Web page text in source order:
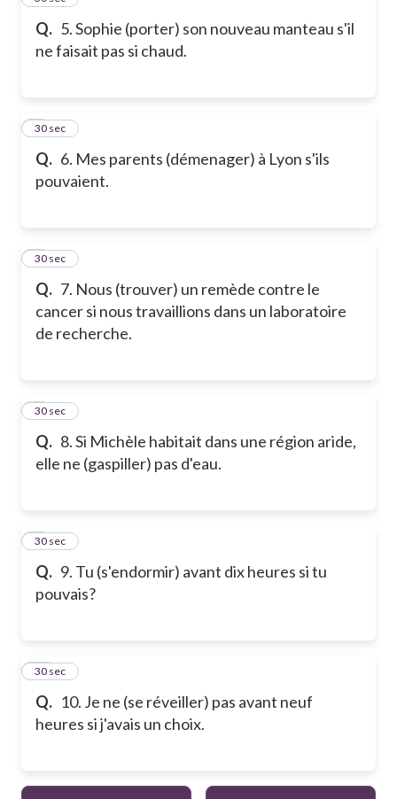
Q. 5. Sophie (porter) son nouveau manteau s'il
ne faisait pas si chaud.
Q. 6. Mes parents (démenager) à Lyon s'ils
pouvaient.
6
30 sec
Q. 7. Nous (trouver) un remède contre le
cancer si nous travaillions dans un laboratoire
de recherche.
7
30 sec
Q. 8. Si Michèle habitait dans une région aride,
elle ne (gaspiller) pas d'eau.
8
30 sec
Q. 9. Tu (s'endormir) avant dix heures si tu
pouvais?
9
30 sec
Q. 10. Je ne (se réveiller) pas avant neuf
heures si j'avais un choix.
10
30 sec